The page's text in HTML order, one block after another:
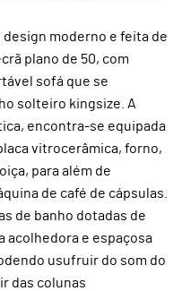
design moderno e feita de
plano de 50, com
sofá que se
solteiro kingsize. A
encontra-se equipada
vitrocerâmica, forno,
para além de
de café de cápsulas.
de banho dotadas de
acolhedora e espaçosa
usufruir do som do
das colunas